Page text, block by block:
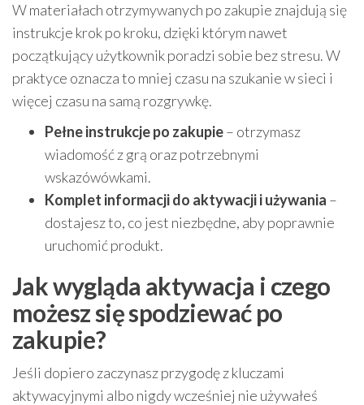
W materiałach otrzymywanych po zakupie znajdują się
instrukcje krok po kroku, dzięki którym nawet
początkujący użytkownik poradzi sobie bez stresu. W
praktyce oznacza to mniej czasu na szukanie w sieci i
więcej czasu na samą rozgrywkę.
Pełne instrukcje po zakupie– otrzymasz
wiadomość z grą oraz potrzebnymi
wskazówówkami.
Komplet informacji do aktywacji i używania –
dostajesz to, co jest niezbędne, aby poprawnie
uruchomić produkt.
Jak wygląda aktywacja i czego
możesz się spodziewać po
zakupie?
Jeśli dopiero zaczynasz przygodę z kluczami
aktywacyjnymi albo nigdy wcześniej nie używałeś